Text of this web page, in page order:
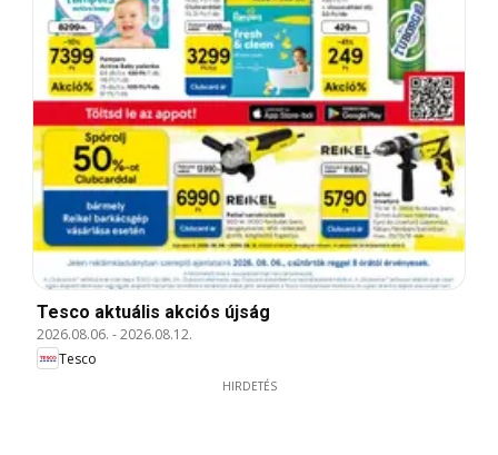
Tesco aktuális akciós újság
2026.08.06. -2026.08.12.
Tesco
HIRDETÉS